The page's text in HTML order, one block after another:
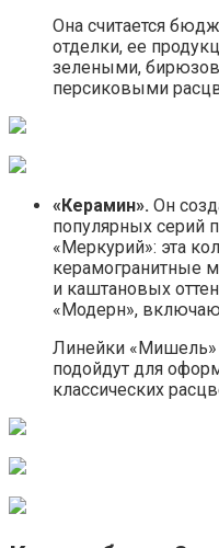
Она считается
отделки, ее
зелеными,
персиковыми
«Керамин». Он
популярных серий
«Меркурий»: эта
керамогранитные
и каштановых
«Модерн»,
Линейки «Мишель»
подойдут для
классических